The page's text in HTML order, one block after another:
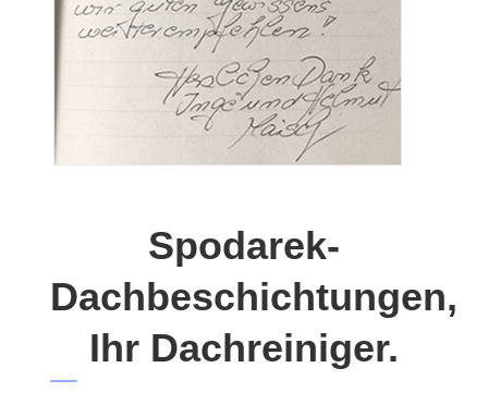
Spodarek-
Dachbeschichtungen,
Ihr Dachreiniger.